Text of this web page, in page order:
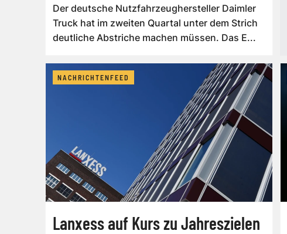
Der deutsche Nutzfahrzeughersteller Daimler
Truck hat im zweiten Quartal unter dem Strich
deutliche Abstriche machen müssen. Das E...
NACHRICHTENFEED
Lanxess auf Kurs zu Jahreszielen